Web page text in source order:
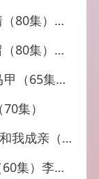
＆常丹丹
丹&徐江帅
集）月野兔
集）
集）AI短剧
尚（魏江）